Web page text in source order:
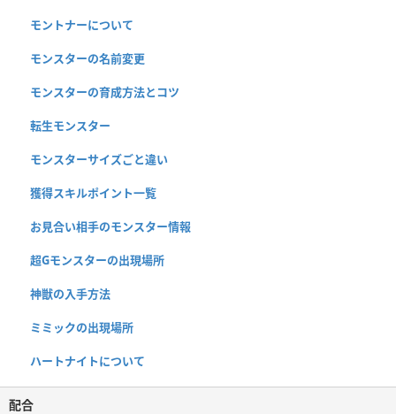
モントナーについて
モンスターの名前変更
モンスターの育成方法とコツ
転生モンスター
モンスターサイズごと違い
獲得スキルポイント一覧
お見合い相手のモンスター情報
超Gモンスターの出現場所
神獣の入手方法
ミミックの出現場所
ハートナイトについて
配合